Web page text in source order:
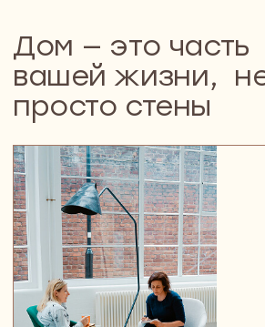
Металлоконструкции
Антресоли для хранения, визуально лёгкие
лестницы, зонирующие перегородки — такие
элементы не только добавляют
функциональности, но и задают характер
пространству.
Мы проектируем конструкции так, чтобы они
выглядели аккуратно при этом служили по делу:
для сна, хранения или разделения зон в
квартире